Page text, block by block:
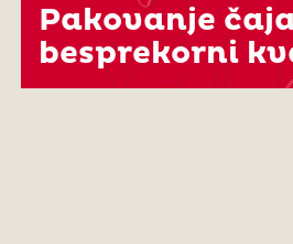
Pakovanje
besprekorni